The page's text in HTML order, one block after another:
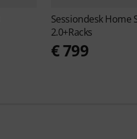
SessiondeskHome
2.0+Racks
€ 799